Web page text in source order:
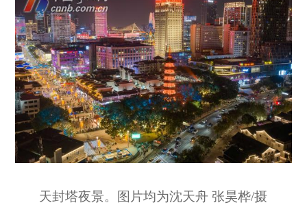
天封塔夜景。图片均为沈天舟 张昊桦/摄